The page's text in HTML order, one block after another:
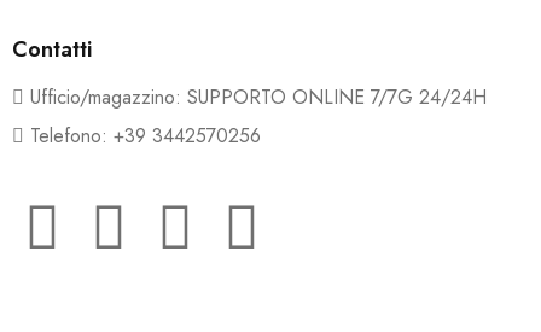
Contatti
Ufficio/magazzino: SUPPORTO ONLINE 7/7G 24/24H
Telefono: +39 3442570256